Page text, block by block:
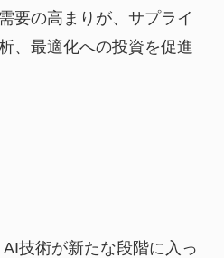
要の高まりが、サプライ
、最適化への投資を促進
技術が新たな段階に入っ